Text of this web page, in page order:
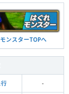
ンスターTOPへ
-